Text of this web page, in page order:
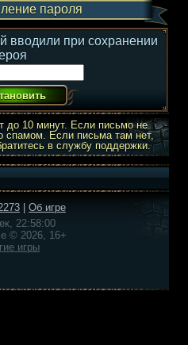
пароля
вводили при сохранении
до 10 минут. Если письмо не
спамом. Если письма там нет,
в службу поддержки.
Об игре
22:58:00
© 2026, 16+
игры